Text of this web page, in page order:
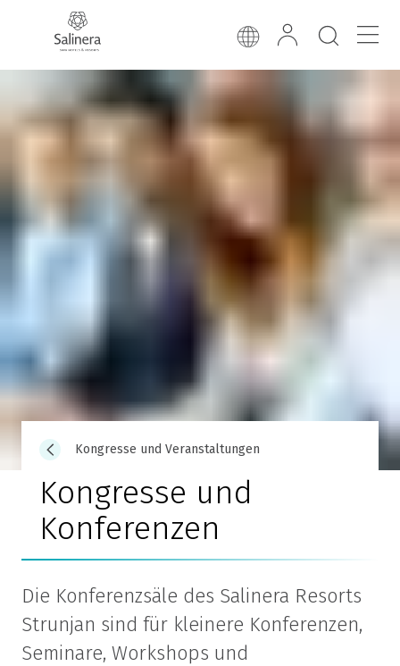
Kongresse und Veranstaltungen
Kongresse und
Konferenzen
Die Konferenzsäle des Salinera Resorts
Strunjan sind für kleinere Konferenzen,
Seminare, Workshops und